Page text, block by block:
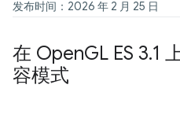
发布时间：2026 年 2 月 25 日
在 OpenGL ES 3.1
容模式